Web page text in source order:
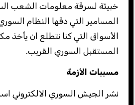
خبيثة لسرقة معلومات الشعب
المسامير التي دقها النظام
الأسواق التي كنا نتطلع ان يأخذ
المستقبل السوري القريب.
مسببات الأزمة
نشر الجيش السوري الالكتروني